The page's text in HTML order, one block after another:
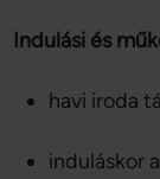
Indulási és
havi iroda
induláskor